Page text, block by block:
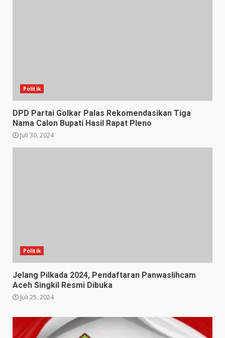
Politik
DPD Partai Golkar Palas Rekomendasikan Tiga
Nama Calon Bupati Hasil Rapat Pleno
Juli 30, 2024
Politik
Jelang Pilkada 2024, Pendaftaran Panwaslihcam
Aceh Singkil Resmi Dibuka
Juli 25, 2024